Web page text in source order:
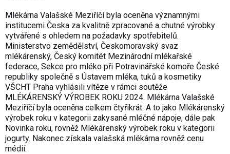
Mlékárna Valašské Meziříčí byla oceněna významnými
institucemi Česka za kvalitně zpracované a chutné výrobky
vytvářené s ohledem na požadavky spotřebitelů.
Ministerstvo zemědělství, Českomoravský svaz
mlékárenský, Český komitét Mezinárodní mlékařské
federace, Sekce pro mléko při Potravinářské komoře České
republiky společně s Ústavem mléka, tuků a kosmetiky
VŠCHT Praha vyhlásili vítěze v rámci soutěže
MLÉKÁRENSKÝ VÝROBEK ROKU 2024. Mlékárna Valašské
Meziříčí byla oceněna celkem čtyřikrát. A to jako Mlékárenský
výrobek roku v kategorii zakysané mléčné nápoje, dále pak
Novinka roku, rovněž Mlékárenský výrobek roku v kategorii
jogurty. Nakonec získala valašská mlékárna rovněž cenu
médií.